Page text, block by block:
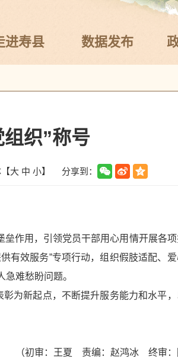
进寿县 数据发布
织”称号
大 中 小】 分享到：
作用，引领党员干部用心用情开展各
有效服务”专项行动，组织假肢适配、爱
难愁盼问题。
为新起点，不断提升服务能力和水平
（初审：王夏 责编：赵鸿冰 终审：